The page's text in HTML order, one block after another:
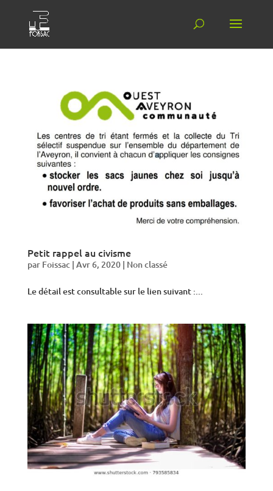
Petit rappel au civisme
par Foissac| Avr 6, 2020| Non classé
Le détail est consultable sur le lien suivant :...